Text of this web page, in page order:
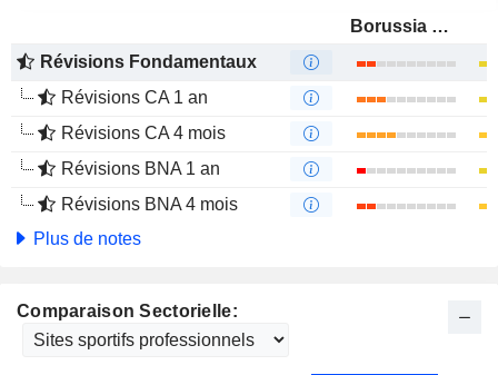
Borussia Dortmund GmbH
Révisions Fondamentaux
Révisions CA 1 an
Révisions CA 4 mois
Révisions BNA 1 an
Révisions BNA 4 mois
Plus de notes
Comparaison Sectorielle: